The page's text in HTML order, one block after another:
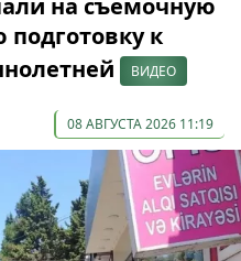
на съемочную
к
ВИДЕО
08 АВГУСТА 2026 11:19